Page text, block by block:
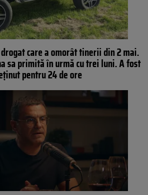
care a omorât tinerii din 2 mai.
sa primită în urmă cu trei luni. A fost
pentru 24 de ore